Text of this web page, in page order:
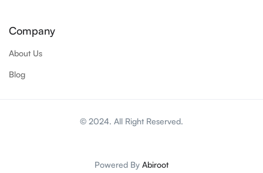
Company
About Us
Blog
© 2024. All Right Reserved.
Powered By Abiroot